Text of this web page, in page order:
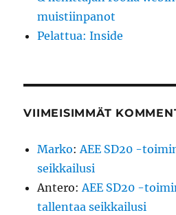
muistiinpanot
Pelattua: Inside
VIIMEISIMMÄT
Marko:AEE SD20 -
seikkailusi
Antero:AEE SD20 -
tallentaa seikkailusi